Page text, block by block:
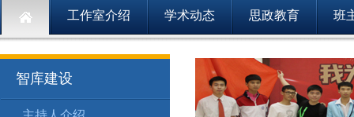
工作室介绍 学术动态 思政教育 班
智库建设